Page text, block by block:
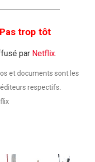
trop tôt
par Netflix.
et documents sont les
respectifs.